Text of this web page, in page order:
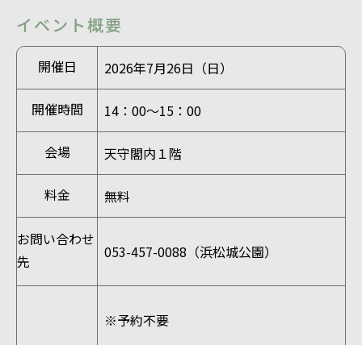
イベント概要
開催日 2026年7月26日（日）
開催時間 14：00～15：00
会場 天守閣内１階
料金 無料
お問い合わせ
先
053-457-0088（浜松城公園）
※予約不要